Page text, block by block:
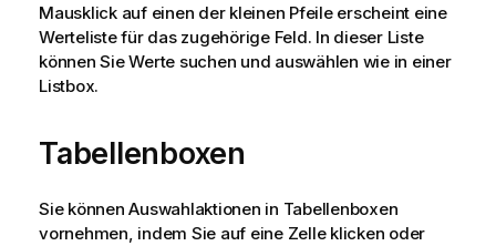
Mausklick auf einen der kleinen Pfeile erscheint eine
Werteliste für das zugehörige Feld. In dieser Liste
können Sie Werte suchen und auswählen wie in einer
Listbox.
Tabellenboxen
Sie können Auswahlaktionen in Tabellenboxen
vornehmen, indem Sie auf eine Zelle klicken oder